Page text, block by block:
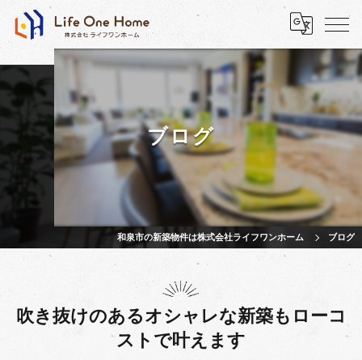
ブログ
和泉市の新築物件は株式会社ライフワンホーム ブログ
吹き抜けのあるオシャレな新築もローコ
ストで叶えます